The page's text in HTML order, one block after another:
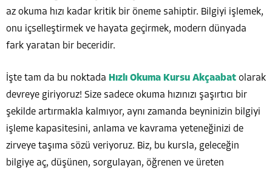
az okuma hızı kadar kritik bir öneme sahiptir. Bilgiyi işlemek,
onu içselleştirmek ve hayata geçirmek, modern dünyada
fark yaratan bir beceridir.
İşte tam da bu noktada Hızlı Okuma Kursu Akçaabat olarak
devreye giriyoruz! Size sadece okuma hızınızı şaşırtıcı bir
şekilde artırmakla kalmıyor, aynı zamanda beyninizin bilgiyi
işleme kapasitesini, anlama ve kavrama yeteneğinizi de
zirveye taşıma sözü veriyoruz. Biz, bu kursla, geleceğin
bilgiye aç, düşünen, sorgulayan, öğrenen ve üreten